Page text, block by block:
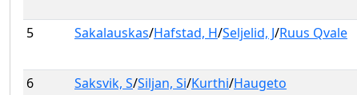
5 Sakalauskas/Hafstad, H/Seljelid, J/Ruus Qvale
6 Saksvik, S/Siljan, Si/Kurthi/Haugeto